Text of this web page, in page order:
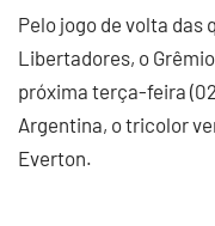
Pelo jogo de volta das
Libertadores, o
próxima terça-feira
Argentina, o tricolor
Everton.